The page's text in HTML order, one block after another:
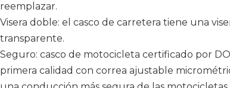
reemplazar.
Visera doble: el casco de carretera tiene una
transparente.
Seguro: casco de motocicleta certificado por
primera calidad con correa ajustable